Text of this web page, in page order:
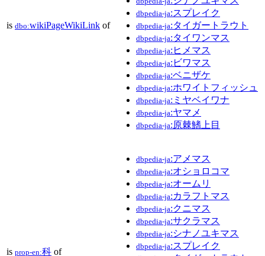
is dbo:wikiPageWikiLink of
dbpedia-ja:スプレイク
dbpedia-ja:タイガートラウト
dbpedia-ja:タイワンマス
dbpedia-ja:ヒメマス
dbpedia-ja:ビワマス
dbpedia-ja:ベニザケ
dbpedia-ja:ホワイトフィッシュ
dbpedia-ja:ミヤベイワナ
dbpedia-ja:ヤマメ
dbpedia-ja:原棘鰭上目
is prop-en:科 of
dbpedia-ja:アメマス
dbpedia-ja:オショロコマ
dbpedia-ja:オームリ
dbpedia-ja:カラフトマス
dbpedia-ja:クニマス
dbpedia-ja:サクラマス
dbpedia-ja:シナノユキマス
dbpedia-ja:スプレイク